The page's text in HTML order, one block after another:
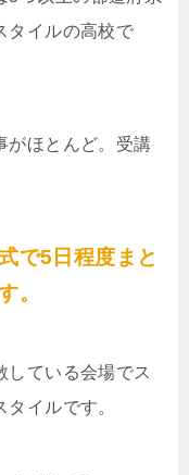
タイルの高校で
がほとんど。受講
で5日程度まと
。
している会場でス
イルです。